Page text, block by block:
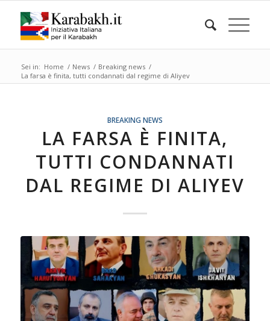
Sei in: Home / News / Breaking news /
La farsa è finita, tutti condannati dal regime di Aliyev
BREAKING NEWS
LA FARSA È FINITA,
TUTTI CONDANNATI
DAL REGIME DI ALIYEV